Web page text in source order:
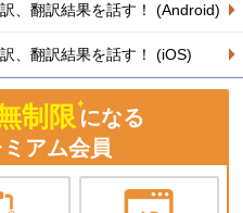
、翻訳結果を話す！ (Android)
、翻訳結果を話す！ (iOS)
制限になる
アム会員